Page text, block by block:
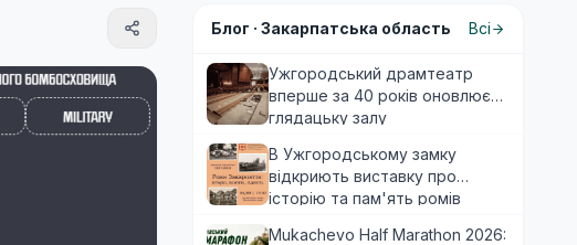
Блог · Закарпатська область Всі
Ужгородський драмтеатр
вперше за 40 років оновлює
глядацьку залу
В Ужгородському замку
відкриють виставку про
історію та пам'ять ромів
Mukachevo Half Marathon 2026: